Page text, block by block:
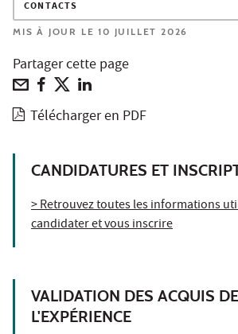
CONTACTS
MIS À JOUR LE 10 JUILLET 2026
Partager cette page
Télécharger en PDF
CANDIDATURES ET
> Retrouvez toutes les informations
candidater et vous inscrire
VALIDATION DES ACQUIS DE
L'EXPÉRIENCE